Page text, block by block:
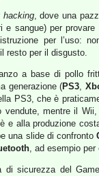
hacking, dove una
sangue) per
per l’uso:
resto per il disgusto.
a base di pollo
generazione (PS3,
PS3, che è
vendute, mentre il
e alla produzione
una slide di confronto
, ad esempio
sicurezza del